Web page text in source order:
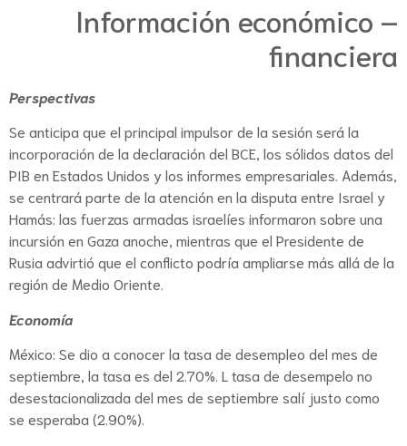
Información económico –
financiera
Perspectivas
Se anticipa que el principal impulsor de la sesión será la
incorporación de la declaración del BCE, los sólidos datos del
PIB en Estados Unidos y los informes empresariales. Además,
se centrará parte de la atención en la disputa entre Israel y
Hamás: las fuerzas armadas israelíes informaron sobre una
incursión en Gaza anoche, mientras que el Presidente de
Rusia advirtió que el conflicto podría ampliarse más allá de la
región de Medio Oriente.
Economía
México: Se dio a conocer la tasa de desempleo del mes de
septiembre, la tasa es del 2.70%. L tasa de desempelo no
desestacionalizada del mes de septiembre salí justo como
se esperaba (2.90%).